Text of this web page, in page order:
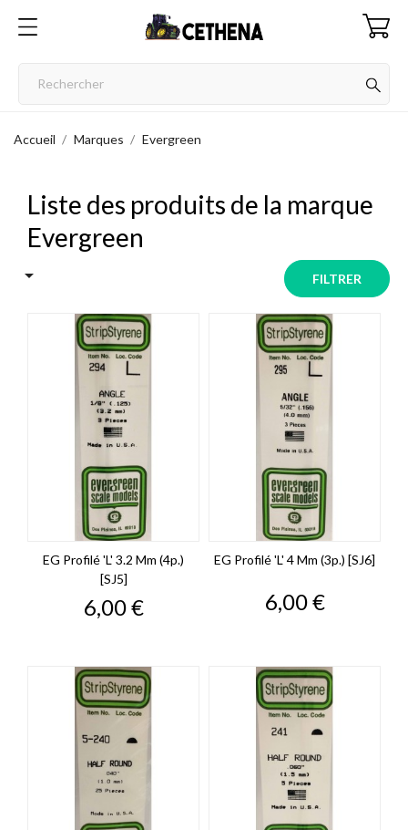
Accueil Marques Evergreen
Liste des produits de la marque
Evergreen
 FILTRER
EG Profilé 'L' 3.2 Mm (4p.)
[SJ5]
Prix
6,00 €
EG Profilé 'L' 4 Mm (3p.) [SJ6]
Prix
6,00 €